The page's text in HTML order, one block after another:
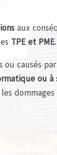
aux
TPE et PME.
causés
ou à